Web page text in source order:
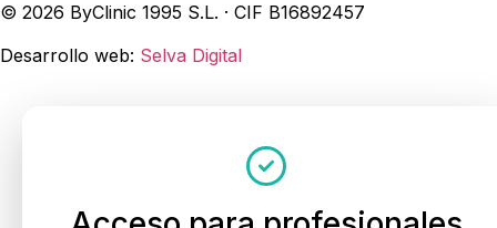
© 2026 ByClinic 1995 S.L. · CIF B16892457
Desarrollo web: Selva Digital